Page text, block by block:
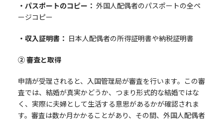
・パスポートのコピー： 外国人配偶者のパスポートの全ペ
ージコピー
・収入証明書： 日本人配偶者の所得証明書や納税証明書
② 審査と取得
申請が受理されると、入国管理局が審査を行います。この審
査では、結婚が真実かどうか、つまり形式的な結婚ではな
く、実際に夫婦として生活する意思があるかが確認されま
す。審査は数か月かかることがあり、その間、外国人配偶者